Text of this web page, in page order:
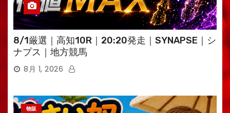
8/1厳選｜高知10R｜20:20発走｜SYNAPSE｜シ
ナプス｜地方競馬
8月 1, 2026
物販